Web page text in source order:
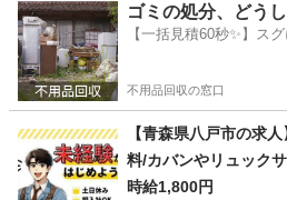
京都 舞鶴市 工場 スタッフ
ゴミの処分、どう
【一括見積60秒✨】ス
不用品回収の窓口
【青森県八戸市の求
料/カバンやリュック
時給1,800円